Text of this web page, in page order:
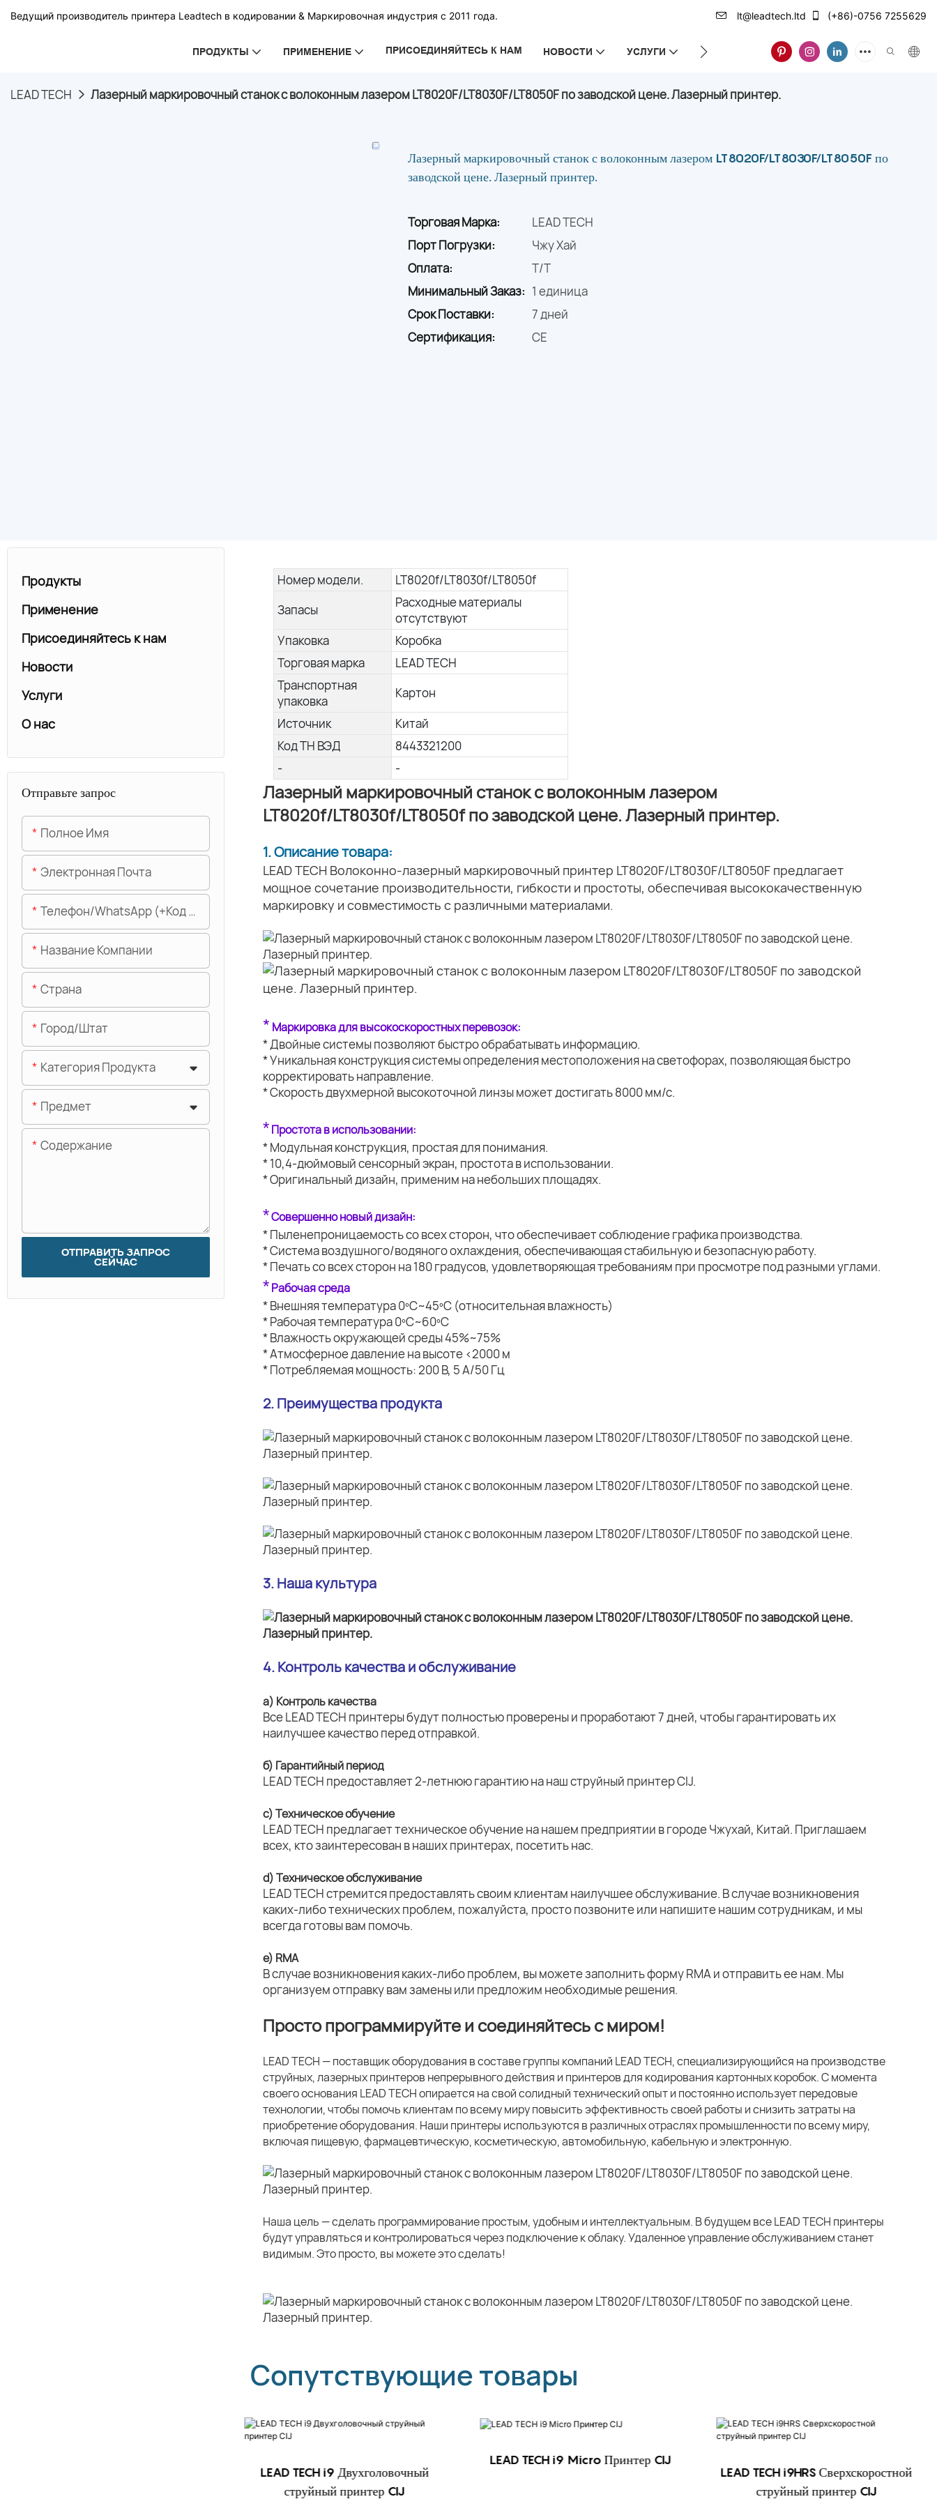
Ведущий производитель принтера Leadtech в кодировании & Маркировочная индустрия с 2011 года. lt@leadtech.ltd (+86)-0756 7255629
ПРОДУКТЫ ПРИМЕНЕНИЕ ПРИСОЕДИНЯЙТЕСЬ К НАМ НОВОСТИ УСЛУГИ О НАС
LEAD TECH Лазерный маркировочный станок с волоконным лазером LT8020F/LT8030F/LT8050F по заводской цене. Лазерный принтер.
Лазерный маркировочный станок с волоконным лазером LT8020F/LT8030F/LT8050F по
заводской цене. Лазерный принтер.
Торговая Марка:
LEAD TECH
Порт Погрузки:
Чжу Хай
Оплата:
T/T
Минимальный Заказ: 1 единица
Срок Поставки:
7 дней
Сертификация:
CE
Номер модели.
LT8020f/LT8030f/LT8050f
Запасы
Расходные материалы
отсутствуют
Упаковка
Коробка
Торговая марка
LEAD TECH
Транспортная
упаковка
Картон
Источник
Китай
Код ТН ВЭД
8443321200
-
-
Лазерный маркировочный станок с волоконным лазером
LT8020f/LT8030f/LT8050f по заводской цене. Лазерный принтер.
1. Описание товара:
LEAD TECH Волоконно-лазерный маркировочный принтер LT8020F/LT8030F/LT8050F предлагает
мощное сочетание производительности, гибкости и простоты, обеспечивая высококачественную
маркировку и совместимость с различными материалами.
* Маркировка для высокоскоростных перевозок:
* Двойные системы позволяют быстро обрабатывать информацию.
* Уникальная конструкция системы определения местоположения на светофорах, позволяющая быстро
корректировать направление.
* Скорость двухмерной высокоточной линзы может достигать 8000 мм/с.
*Простота в использовании:
* Модульная конструкция, простая для понимания.
* 10,4-дюймовый сенсорный экран, простота в использовании.
* Оригинальный дизайн, применим на небольших площадях.
*Совершенно новый дизайн:
* Пыленепроницаемость со всех сторон, что обеспечивает соблюдение графика производства.
* Система воздушного/водяного охлаждения, обеспечивающая стабильную и безопасную работу.
* Печать со всех сторон на 180 градусов, удовлетворяющая требованиям при просмотре под разными углами.
*Рабочая среда
* Внешняя температура 0ºC~45ºC (относительная влажность)
* Рабочая температура 0ºC~60ºC
* Влажность окружающей среды 45%~75%
* Атмосферное давление на высоте <2000 м
* Потребляемая мощность: 200 В, 5 А/50 Гц
2. Преимущества продукта
3. Наша культура
4. Контроль качества и обслуживание
а) Контроль качества
Все LEAD TECH принтеры будут полностью проверены и проработают 7 дней, чтобы гарантировать их
наилучшее качество перед отправкой.
б) Гарантийный период
LEAD TECH предоставляет 2-летнюю гарантию на наш струйный принтер CIJ.
c) Техническое обучение
LEAD TECH предлагает техническое обучение на нашем предприятии в городе Чжухай, Китай. Приглашаем
всех, кто заинтересован в наших принтерах, посетить нас.
d) Техническое обслуживание
LEAD TECH стремится предоставлять своим клиентам наилучшее обслуживание. В случае возникновения
каких-либо технических проблем, пожалуйста, просто позвоните или напишите нашим сотрудникам, и мы
всегда готовы вам помочь.
e) RMA
В случае возникновения каких-либо проблем, вы можете заполнить форму RMA и отправить ее нам. Мы
организуем отправку вам замены или предложим необходимые решения.
Просто программируйте и соединяйтесь с миром!
LEAD TECH — поставщик оборудования в составе группы компаний LEAD TECH, специализирующийся на производстве
струйных, лазерных принтеров непрерывного действия и принтеров для кодирования картонных коробок. С момента
своего основания LEAD TECH опирается на свой солидный технический опыт и постоянно использует передовые
технологии, чтобы помочь клиентам по всему миру повысить эффективность своей работы и снизить затраты на
приобретение оборудования. Наши принтеры используются в различных отраслях промышленности по всему миру,
включая пищевую, фармацевтическую, косметическую, автомобильную, кабельную и электронную.
Наша цель — сделать программирование простым, удобным и интеллектуальным. В будущем все LEAD TECH принтеры
будут управляться и контролироваться через подключение к облаку. Удаленное управление обслуживанием станет
видимым. Это просто, вы можете это сделать!
Сопутствующие товары
LEAD TECH i9 Двухголовочный
струйный принтер CIJ
LEAD TECH i9 Micro Принтер CIJ
LEAD TECH i9HRS Сверхскоростной
струйный принтер CIJ
Продукты
Применение
Присоединяйтесь к нам
Новости
Услуги
О нас
Отправьте запрос
Полное Имя
Электронная Почта
Телефон/WhatsApp (+код Области)
Название Компании
Страна
Город/штат
Категория Продукта
Предмет
Содержание
ОТПРАВИТЬ ЗАПРОС
СЕЙЧАС